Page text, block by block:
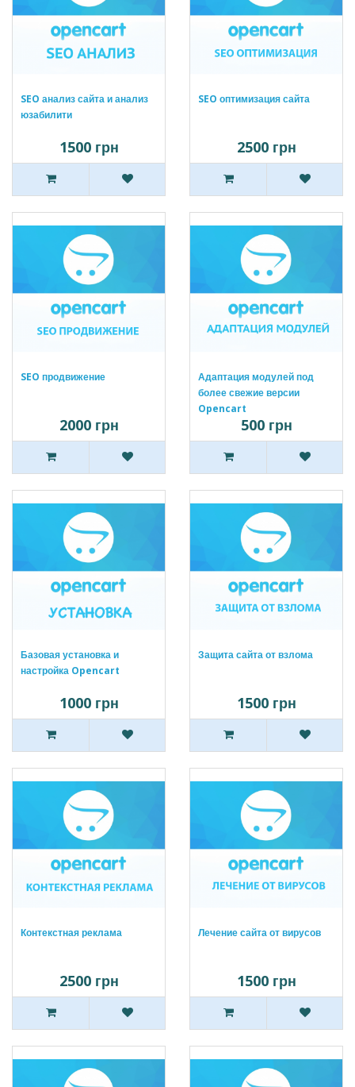
SEO анализ сайта и анализ
юзабилити
1500 грн
SEO оптимизация сайта
2500 грн
SEO продвижение
2000 грн
Адаптация модулей под
более свежие версии
Opencart
500 грн
Базовая установка и
настройка Opencart
1000 грн
Защита сайта от взлома
1500 грн
Контекстная реклама
2500 грн
Лечение сайта от вирусов
1500 грн